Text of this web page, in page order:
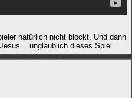
natürlich nicht blockt. Und dann
unglaublich dieses Spiel